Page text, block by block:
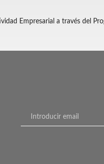
Empresarial a través del